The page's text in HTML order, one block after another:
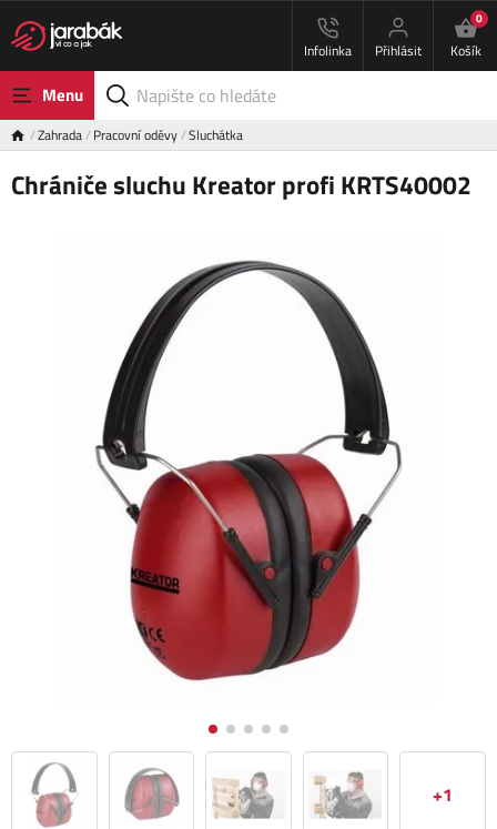
Infolinka Přihlásit
0
Košík
Menu
Zahrada Pracovní oděvy Sluchátka
Chrániče sluchu Kreator profi KRTS40002
+1